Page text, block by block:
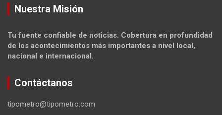
Nuestra Misión
Tu fuente confiable de noticias. Cobertura en profundidad
de los acontecimientos más importantes a nivel local,
nacional e internacional.
Contáctanos
tipometro@tipometro.com